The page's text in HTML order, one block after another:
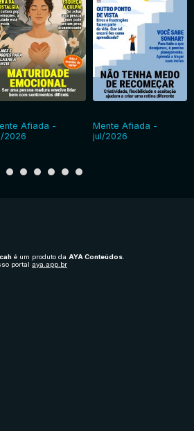
Afiada -
2026
Mente Afiada -
jul/2026
é um produto da AYA Conteúdos
portal aya.app.br